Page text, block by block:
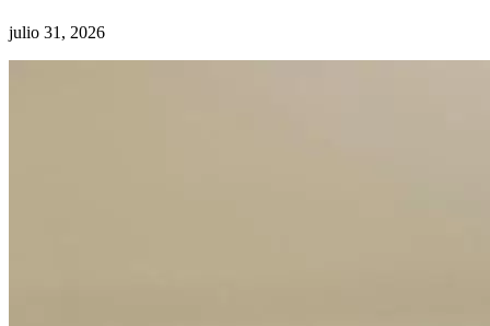
julio 31, 2026